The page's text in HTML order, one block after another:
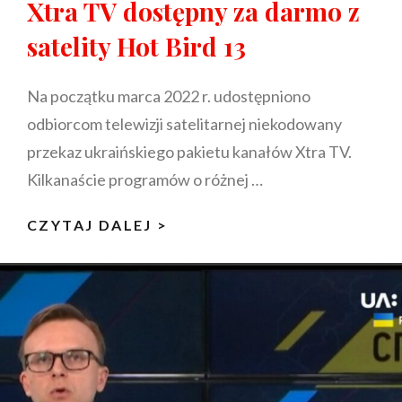
Xtra TV dostępny za darmo z
satelity Hot Bird 13
Na początku marca 2022 r. udostępniono
odbiorcom telewizji satelitarnej niekodowany
przekaz ukraińskiego pakietu kanałów Xtra TV.
Kilkanaście programów o różnej …
CZYTAJ DALEJ >
KANAŁÓW
ZA